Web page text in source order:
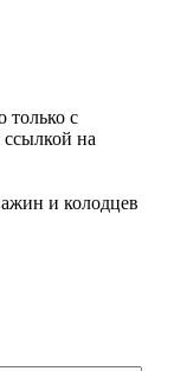
только с
на
и колодцев